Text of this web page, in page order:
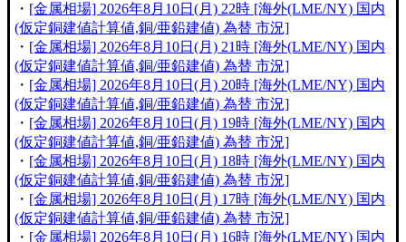
・ [金属相場] 2026年8月10日(月) 22時 [海外(LME/NY) 国内
(仮定銅建値計算値,銅/亜鉛建値) 為替 市況]
・ [金属相場] 2026年8月10日(月) 21時 [海外(LME/NY) 国内
(仮定銅建値計算値,銅/亜鉛建値) 為替 市況]
・ [金属相場] 2026年8月10日(月) 20時 [海外(LME/NY) 国内
(仮定銅建値計算値,銅/亜鉛建値) 為替 市況]
・ [金属相場] 2026年8月10日(月) 19時 [海外(LME/NY) 国内
(仮定銅建値計算値,銅/亜鉛建値) 為替 市況]
・ [金属相場] 2026年8月10日(月) 18時 [海外(LME/NY) 国内
(仮定銅建値計算値,銅/亜鉛建値) 為替 市況]
・ [金属相場] 2026年8月10日(月) 17時 [海外(LME/NY) 国内
(仮定銅建値計算値,銅/亜鉛建値) 為替 市況]
・ [金属相場] 2026年8月10日(月) 16時 [海外(LME/NY) 国内